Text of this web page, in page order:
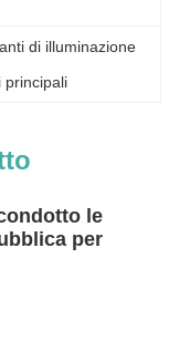
di illuminazione
principali
le
per